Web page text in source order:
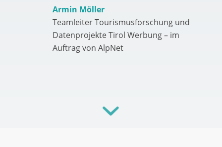
Armin Möller
Teamleiter Tourismusforschung und
Datenprojekte Tirol Werbung – im
Auftrag von AlpNet